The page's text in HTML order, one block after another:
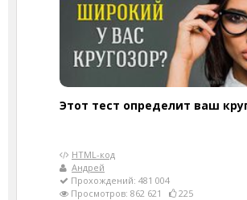
Этот тест определит ваш
HTML-код
Андрей
Прохождений: 481 004
Просмотров: 862 621
225